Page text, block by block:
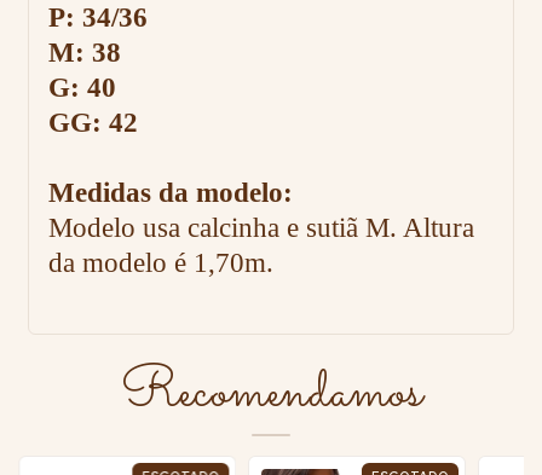
P: 34/36
M: 38
G: 40
GG: 42
Medidas da modelo:
Modelo usa calcinha e sutiã M. Altura
da modelo é 1,70m.
Recomendamos